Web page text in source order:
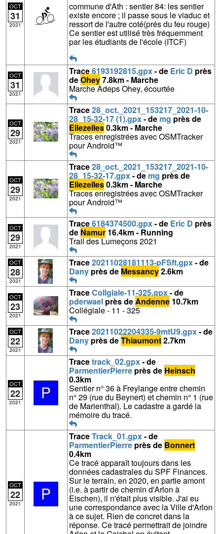
OCT
31
2021
commune d'Ath : sentier 84: les sentier
existe encore ; il passe sous le viaduc et
ressort de l'autre coté(prés du feu rouge)
Ce sentier est utilisé très fréquemment
par les étudiants de l'école (ITCF)
OCT
31
2021
Trace6193192815.gpx- de Eric D près
deOhey7.8km - Marche
Marche Adeps Ohey, écourtée
OCT
29
2021
Trace28_oct._2021_153217_2021-10-
28_15-32-17 (1).gpx- de mg près de
Ellezelles0.3km - Marche
Traces enregistrées avec OSMTracker
pour Android™
OCT
29
2021
Trace28_oct._2021_153217_2021-10-
28_15-32-17.gpx- de mg près de
Ellezelles0.3km - Marche
Traces enregistrées avec OSMTracker
pour Android™
OCT
29
2021
Trace6184374500.gpx- de Eric D près
de Namur 16.4km - Running
Trail des Lumeçons 2021
OCT
28
2021
Trace20211028181113-pFSft.gpx- de
Dany près de Messancy2.6km
OCT
23
2021
TraceCollgiale-11-325.gpx- de
pderwael près deAndenne 10.7km
Collégiale - 11 - 325
OCT
22
2021
Trace20211022204335-9mtU9.gpx- de
Dany près deThiaumont2.7km
OCT
22
2021 P
Tracetrack_02.gpx- de
ParmentierPierre près de Heinsch
0.3km
Sentier n° 36 à Freylange entre chemin
n° 29 (rue du Beynert) et chemin n° 1 (rue
de Marienthal). Le cadastre a gardé la
mémoire du tracé.
OCT
22
2021 P
TraceTrack_01.gpx- de
ParmentierPierre près de Bonnert
0.4km
Ce tracé apparaît toujours dans les
données cadastrales du SPF Finances.
Sur le terrain, en 2020, en partie amont
(i.e. à partir de chemin d'Arlon à
Eischen), il n'était plus visible. J'ai eu
une correspondance avec la Ville d'Arlon
à ce sujet. Rien de concret dans la
réponse. Ce tracé permettrait de joindre